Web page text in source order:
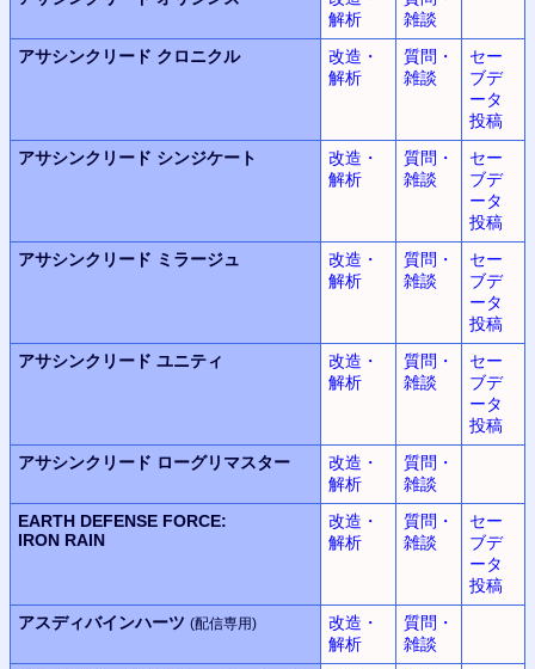
解析
雑談
アサシンクリード クロニクル
改造・
解析
質問・
雑談
セー
ブデ
ータ
投稿
アサシンクリード シンジケート
改造・
解析
質問・
雑談
セー
ブデ
ータ
投稿
アサシンクリード ミラージュ
改造・
解析
質問・
雑談
セー
ブデ
ータ
投稿
アサシンクリード ユニティ
改造・
解析
質問・
雑談
セー
ブデ
ータ
投稿
アサシンクリード ローグリマスター
改造・
解析
質問・
雑談
EARTH DEFENSE FORCE:
IRON RAIN
改造・
解析
質問・
雑談
セー
ブデ
ータ
投稿
アスディバインハーツ (配信専用)
改造・
解析
質問・
雑談